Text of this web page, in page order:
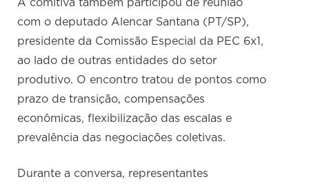
A comitiva também participou de reunião
com o deputado Alencar Santana (PT/SP),
presidente da Comissão Especial da PEC 6x1,
ao lado de outras entidades do setor
produtivo. O encontro tratou de pontos como
prazo de transição, compensações
econômicas, flexibilização das escalas e
prevalência das negociações coletivas.
Durante a conversa, representantes